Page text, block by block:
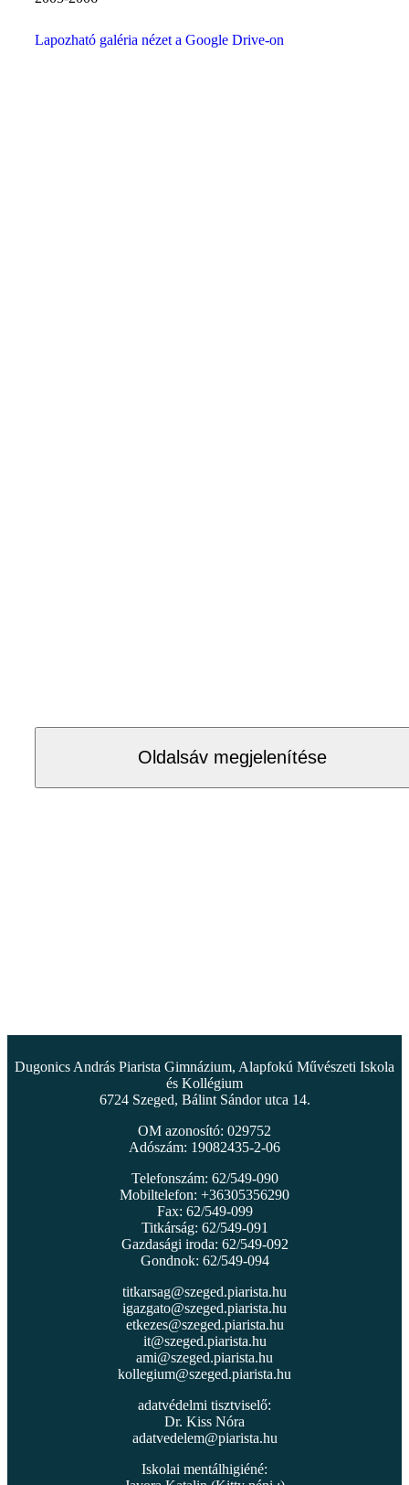
Lapozható galéria nézet a Google Drive-on
Oldalsáv megjelenítése
Dugonics András Piarista Gimnázium, Alapfokú Művészeti Iskola
és Kollégium
6724 Szeged, Bálint Sándor utca 14.
OM azonosító: 029752
Adószám: 19082435-2-06
Telefonszám: 62/549-090
Mobiltelefon: +36305356290
Fax: 62/549-099
Titkárság: 62/549-091
Gazdasági iroda: 62/549-092
Gondnok: 62/549-094
titkarsag@szeged.piarista.hu
igazgato@szeged.piarista.hu
etkezes@szeged.piarista.hu
it@szeged.piarista.hu
ami@szeged.piarista.hu
kollegium@szeged.piarista.hu
adatvédelmi tisztviselő:
Dr. Kiss Nóra
adatvedelem@piarista.hu
Iskolai mentálhigiéné: